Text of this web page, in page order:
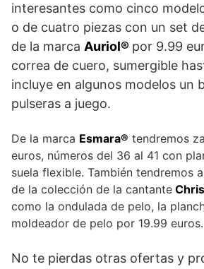
interesantes como cinco
o de cuatro piezas con un set
de la marca Auriol® por 9.99
correa de cuero, sumergible
incluye en algunos modelos un
pulseras a juego.
De la marca Esmara® tendremos
euros, números del 36 al 41 con
suela flexible. También tendremos
de la colección de la cantante
como la ondulada de pelo, la
moldeador de pelo por 19.99 euros.
No te pierdas otras ofertas y